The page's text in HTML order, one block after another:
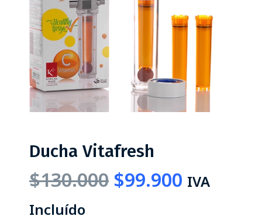
Ducha Vitafresh
$130.000 $99.900 IVA
Incluído